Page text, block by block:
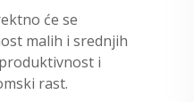
će se
malih i srednjih
i
rast.